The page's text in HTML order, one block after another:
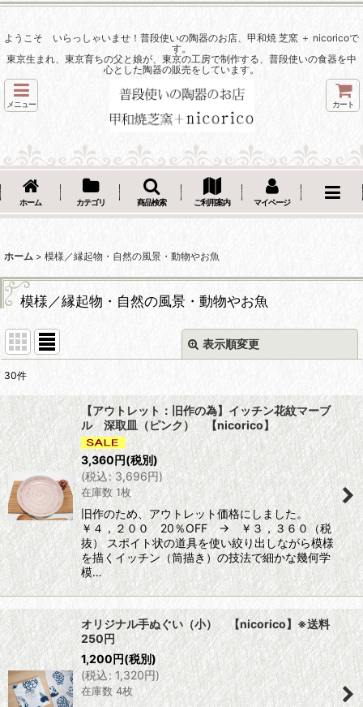
ようこそ いらっしゃいませ！普段使いの陶器のお店、甲和焼 芝窯 ＋ nicoricoで
す。
東京生まれ、東京育ちの父と娘が、東京の工房で制作する、普段使いの食器を中
心とした陶器の販売をしています。
メニュー カート
ホーム カテゴリ 商品検索 ご利用案内 マイページ
ホーム > 模様／縁起物・自然の風景・動物やお魚
模様／縁起物・自然の風景・動物やお魚
表示順変更
並び順:
絞り込む
30件
【アウトレット：旧作の為】イッチン花紋マーブ
ル 深取皿（ピンク） 【nicorico】
3,360円(税別)
(税込: 3,696円)
在庫数 1枚
旧作のため、アウトレット価格にしました。
￥４，２００ 20％OFF → ￥３，３６０（税
抜） スポイト状の道具を使い絞り出しながら模様
を描くイッチン（筒描き）の技法で細かな幾何学
模…
オリジナル手ぬぐい（小） 【nicorico】※送料
250円
1,200円(税別)
(税込: 1,320円)
在庫数 4枚